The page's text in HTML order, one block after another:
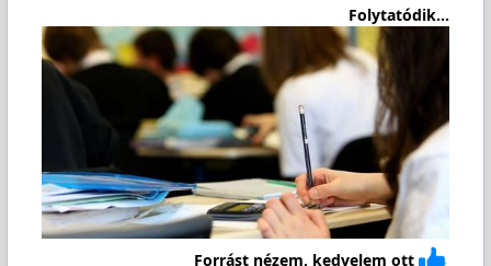
Folytatódik...
Forrást nézem, kedvelem ott